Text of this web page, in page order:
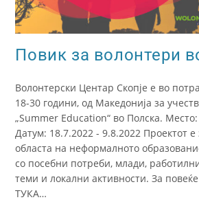
Повик за волонтери
Волонтерски Центар Скопје е во
18-30 години, од Македонија за
„Summer Education“ во Полска.
Датум: 18.7.2022 - 9.8.2022 Проектот е
областа на неформалното
со посебни потреби, млади,
теми и локални активности. За
ТУКА…